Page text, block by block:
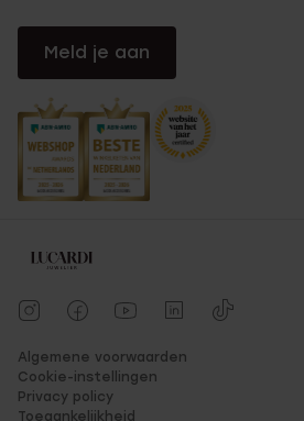
Meld je aan
Algemene voorwaarden
Cookie-instellingen
Privacy policy
Toegankelijkheid